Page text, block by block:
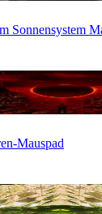
Sonnensystem
Mauspad